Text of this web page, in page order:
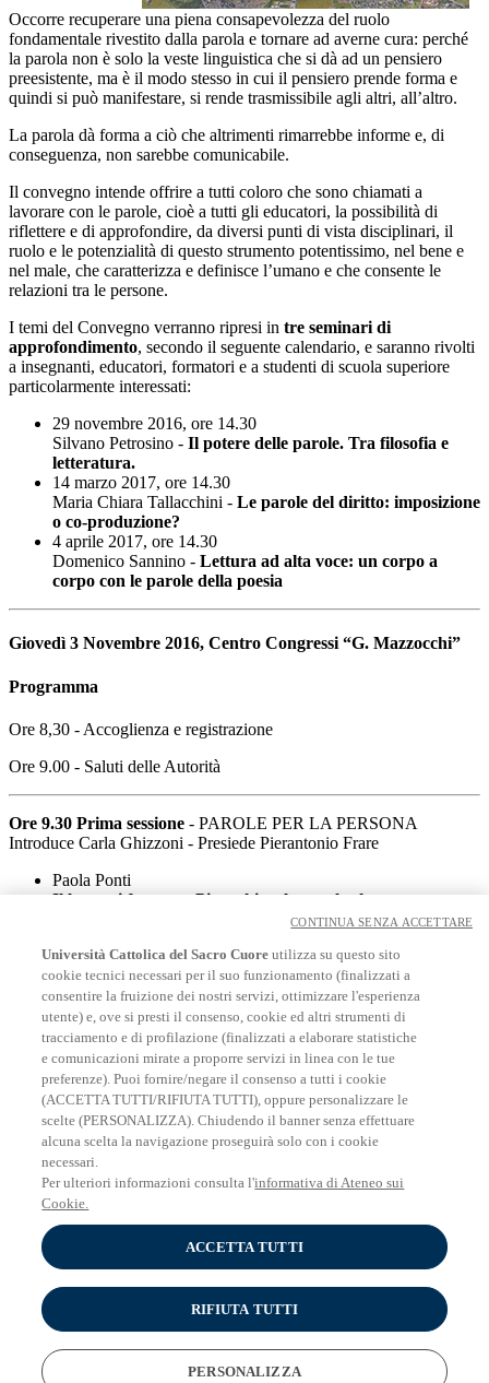
Occorre recuperare una piena consapevolezza del ruolo
fondamentale rivestito dalla parola e tornare ad averne cura: perché
la parola non è solo la veste linguistica che si dà ad un pensiero
preesistente, ma è il modo stesso in cui il pensiero prende forma e
quindi si può manifestare, si rende trasmissibile agli altri, all’altro.
La parola dà forma a ciò che altrimenti rimarrebbe informe e, di
conseguenza, non sarebbe comunicabile.
Il convegno intende offrire a tutti coloro che sono chiamati a
lavorare con le parole, cioè a tutti gli educatori, la possibilità di
riflettere e di approfondire, da diversi punti di vista disciplinari, il
ruolo e le potenzialità di questo strumento potentissimo, nel bene e
nel male, che caratterizza e definisce l’umano e che consente le
relazioni tra le persone.
I temi del Convegno verranno ripresi in tre seminari di
approfondimento, secondo il seguente calendario, e saranno rivolti
a insegnanti, educatori, formatori e a studenti di scuola superiore
particolarmente interessati:
29 novembre 2016, ore 14.30
Silvano Petrosino - Il potere delle parole. Tra filosofia e
letteratura.
14 marzo 2017, ore 14.30
Maria Chiara Tallacchini - Le parole del diritto: imposizione
o co-produzione?
4 aprile 2017, ore 14.30
Domenico Sannino - Lettura ad alta voce: un corpo a
corpo con le parole della poesia
Giovedì 3 Novembre 2016, Centro Congressi “G. Mazzocchi”
Programma
Ore 8,30 - Accoglienza e registrazione
Ore 9.00 - Saluti delle Autorità
Ore 9.30 Prima sessione - PAROLE PER LA PERSONA
Introduce Carla Ghizzoni - Presiede Pierantonio Frare
Paola Ponti
Il legno si fa carne. Pinocchio e le parole che nutrono
tra alfabetizzazione culturale e promozione del dialogo
Pier Marco Aroldi
Scambiare parole. La natura socio-poietica della
conversazione
Elena Colombetti
L’io narrabile: parola e identità
Ore 11.15 Pausa caffè
Ore 11.45 Seconda sessione- LA PAROLA NELLE
PROFESSIONI DELLA PERSONA
Coordina Daniele Bruzzone
Tavola rotonda
Partecipano Carla Chiappini, Franco Taverna, Emanuele
Guagnini
La parola di chi non ha voce
utilizza su questo sito
cookie tecnici necessari per il suo funzionamento (finalizzati a
consentire la fruizione dei nostri servizi, ottimizzare l'esperienza
utente) e, ove si presti il consenso, cookie ed altri strumenti di
tracciamento e di profilazione (finalizzati a elaborare statistiche
e comunicazioni mirate a proporre servizi in linea con le tue
preferenze). Puoi fornire/negare il consenso a tutti i cookie
(ACCETTA TUTTI/RIFIUTA TUTTI), oppure personalizzare le
scelte (PERSONALIZZA). Chiudendo il banner senza effettuare
alcuna scelta la navigazione proseguirà solo con i cookie
necessari.
Per ulteriori informazioni consulta l'
Cookie.
CONTINUA SENZA ACCETTARE